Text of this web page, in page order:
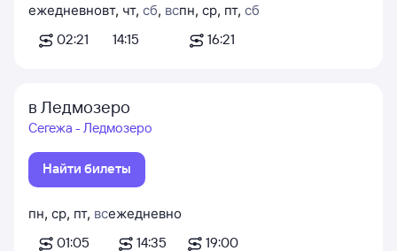
ежедневно
02:21
вт, чт, сб, вс
14:15
пн, ср, пт, сб
16:21
в Ледмозеро
Сегежа - Ледмозеро
Найти билеты
пн, ср, пт, вс
01:05
ежедневно
14:35
19:00